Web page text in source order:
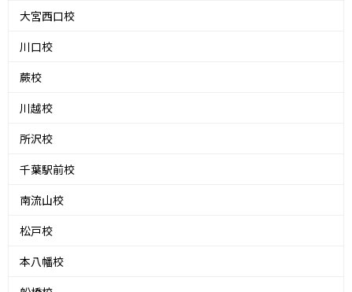
大宮西口校
川口校
蕨校
川越校
所沢校
千葉駅前校
南流山校
松戸校
本八幡校